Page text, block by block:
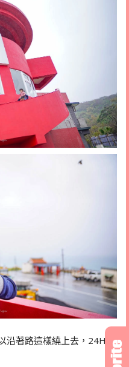
沿著路這樣繞上去，24Hr